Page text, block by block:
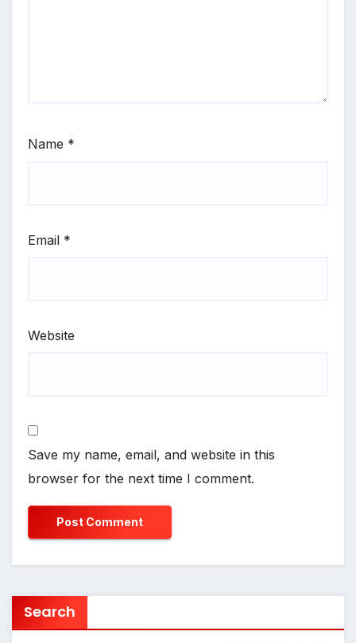
Name *
Email *
Website
Save my name, email, and website in this
browser for the next time I comment.
Search